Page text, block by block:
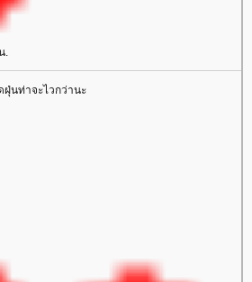
.
ฝุ่นท่าจะไวกว่านะ